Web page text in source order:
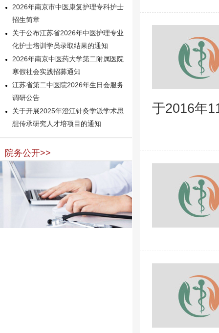
2026年南京市中医康复护理专科护士
招生简章
关于公布江苏省2026年中医护理专业
化护士培训学员录取结果的通知
2026年南京中医药大学第二附属医院
寒假社会实践招募通知
江苏省第二中医院2026年生日会服务
调研公告
关于开展2025年澄江针灸学派学术思
想传承研究人才培项目的通知
院务公开>>
于2016年